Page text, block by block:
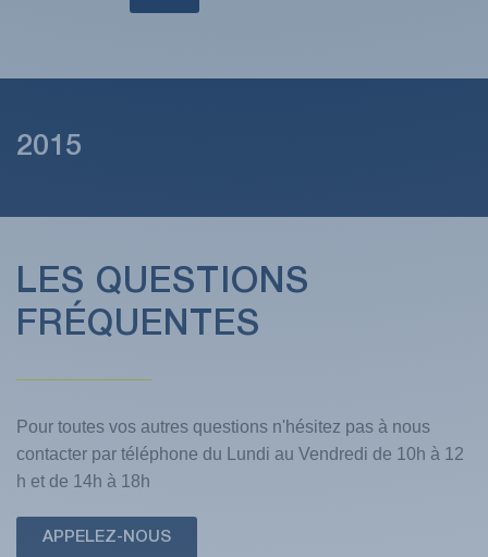
2015
LES QUESTIONS
FRÉQUENTES
Pour toutes vos autres questions n'hésitez pas à nous
contacter par téléphone du Lundi au Vendredi de 10h à 12
h et de 14h à 18h
APPELEZ-NOUS